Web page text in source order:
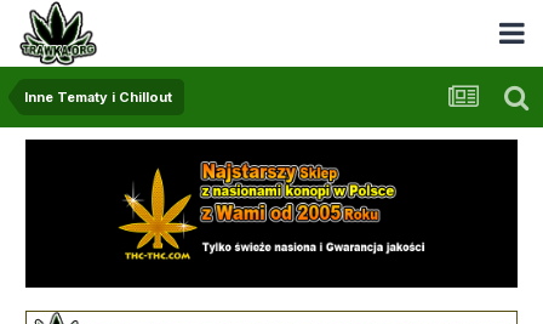
Inne Tematy i Chillout